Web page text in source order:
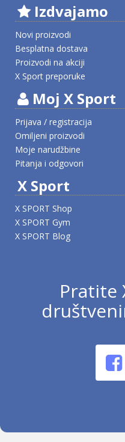
Izdvajamo
Novi proizvodi
Besplatna dostava
Proizvodi na akciji
X Sport preporuke
Moj X Sport
Prijava / registracija
Omiljeni proizvodi
Moje narudžbine
Pitanja i odgovori
X Sport
X SPORT Shop
X SPORT Gym
X SPORT Blog
Pratite